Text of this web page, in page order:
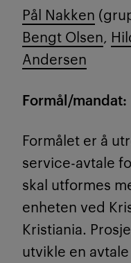
Pål Nakken
Bengt Olsen,
Andersen
Formål/mandat:
Formålet er å
service-avtale
skal utformes
enheten ved
Kristiania.
utvikle en